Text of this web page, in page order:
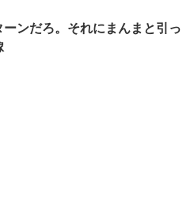
ンだろ。それにまんまと引っ